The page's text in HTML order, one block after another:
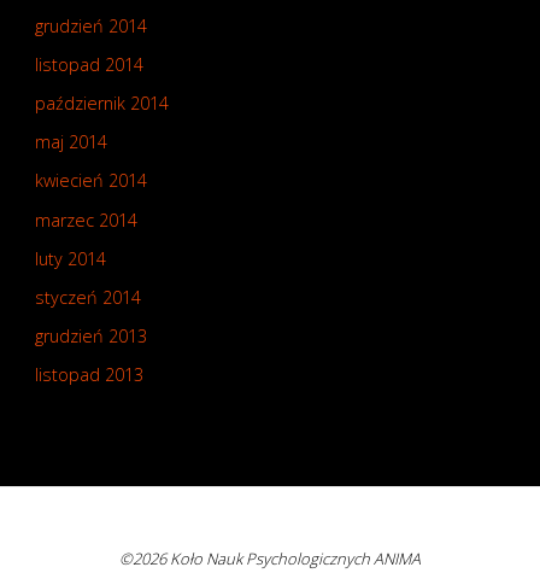
grudzień 2014
listopad 2014
październik 2014
maj 2014
kwiecień 2014
marzec 2014
luty 2014
styczeń 2014
grudzień 2013
listopad 2013
©2026 Koło Nauk Psychologicznych ANIMA